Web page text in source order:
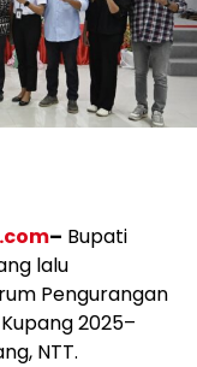
– Bupati
lalu
Pengurangan
2025–
NTT.